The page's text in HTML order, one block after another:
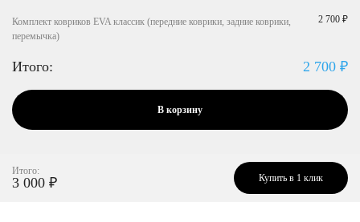
Комплект ковриков EVA классик (передние коврики, задние коврики,
перемычка)
2 700 ₽
Итого: 2 700 ₽
В корзину
Итого:
3 000 ₽ Купить в 1 клик